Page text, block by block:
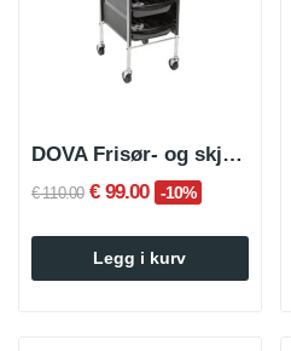
DOVA Frisør- og skjønnhetshandlevogn
€ 110.00 € 99.00 -10%
Legg i kurv